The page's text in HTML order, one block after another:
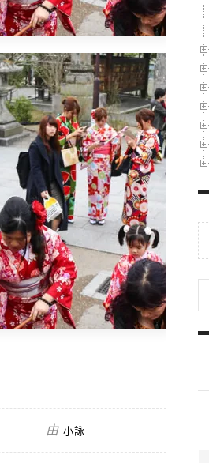
2005.06.25~30[結尾]
由 小詠